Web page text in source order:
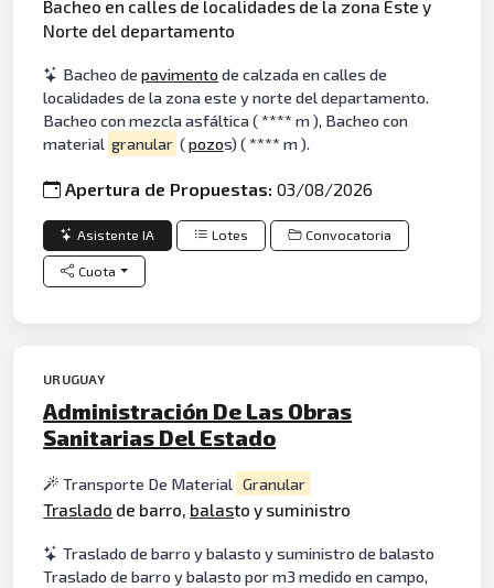
Bacheo en calles de localidades de la zona Este y
Norte del departamento
Bacheo depavimentode calzada en calles de
localidades de la zona este y norte del departamento.
Bacheo con mezcla asfáltica ( **** m ), Bacheo con
material granular (pozos) ( **** m ).
Apertura de Propuestas:03/08/2026
Asistente IA Lotes Convocatoria
Cuota
URUGUAY
Administración De Las Obras
Sanitarias Del Estado
Transporte De Material Granular
Traslado de barro, balasto y suministro
Traslado de barro y balasto y suministro de balasto
Traslado de barro y balasto por m3 medido en campo,